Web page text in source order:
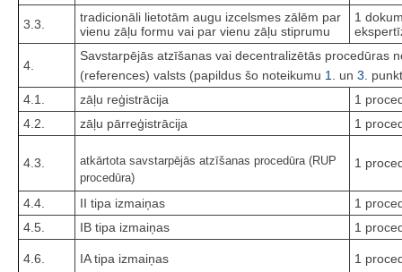
3.3.
tradicionāli lietotām augu izcelsmes zālēm par
vienu zāļu formu vai par vienu zāļu stiprumu
1
4.
Savstarpējās atzīšanas vai decentralizētās procedūras
(references) valsts (papildus šo noteikumu 1. un 3.
4.1.
zāļu reģistrācija
1
4.2.
zāļu pārreģistrācija 1
4.3.
atkārtota savstarpējās atzīšanas procedūra (RUP
procedūra)
1
4.4. II tipa izmaiņas
1
4.5.
IB tipa izmaiņas 1
4.6. IA tipa izmaiņas 1